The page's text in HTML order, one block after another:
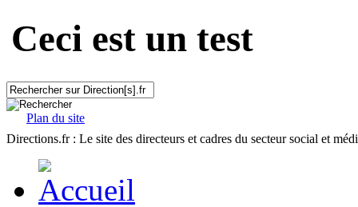
Ceci est un test
Plan du site
Directions.fr : Le site des directeurs et cadres du secteur social et